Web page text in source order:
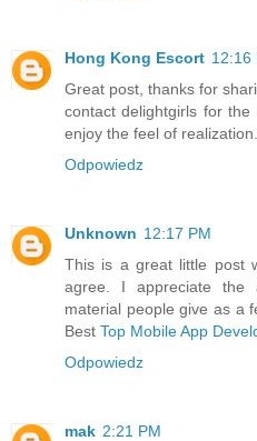
Hong Kong Escort 12:16
Great post, thanks for
contact delightgirls for the
enjoy the feel of realization.
Odpowiedz
Unknown 12:17 PM
This is a great little post
agree. I appreciate the
material people give as a
Best Top Mobile App
Odpowiedz
mak 2:21 PM